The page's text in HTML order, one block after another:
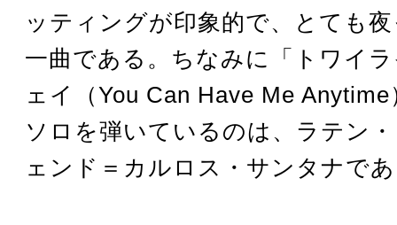
ッティングが印象的で、とても
一曲である。ちなみに「トワイ
ェイ（You Can Have Me
ソロを弾いているのは、ラテン
ェンド＝カルロス・サンタナで